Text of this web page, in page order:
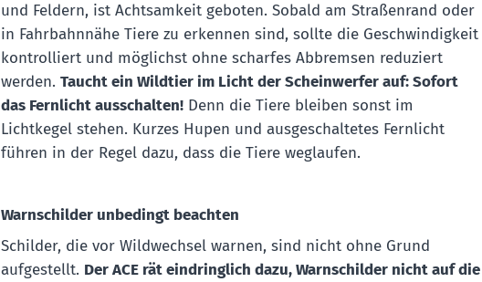
und Feldern, ist Achtsamkeit geboten. Sobald am Straßenrand oder
in Fahrbahnnähe Tiere zu erkennen sind, sollte die Geschwindigkeit
kontrolliert und möglichst ohne scharfes Abbremsen reduziert
werden. Taucht ein Wildtier im Licht der Scheinwerfer auf: Sofort
das Fernlicht ausschalten!Denn die Tiere bleiben sonst im
Lichtkegel stehen. Kurzes Hupen und ausgeschaltetes Fernlicht
führen in der Regel dazu, dass die Tiere weglaufen.
Warnschilder unbedingt beachten
Schilder, die vor Wildwechsel warnen, sind nicht ohne Grund
aufgestellt. Der ACE rät eindringlich dazu, Warnschilder nicht auf die